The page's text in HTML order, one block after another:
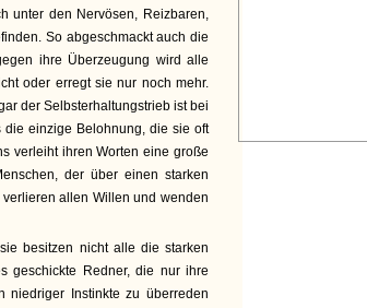
unter den Nervösen, Reizbaren,
So abgeschmackt auch die
ihre Überzeugung wird alle
oder erregt sie nur noch mehr.
der Selbsterhaltungstrieb ist bei
die einzige Belohnung, die sie oft
verleiht ihren Worten eine große
der über einen starken
allen Willen und wenden
besitzen nicht alle die starken
geschickte Redner, die nur ihre
niedriger Instinkte zu überreden